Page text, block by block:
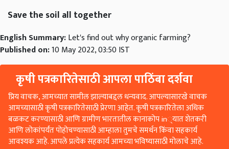
Save the soil all together
English Summary:Let's find out why organic farming?
Published on:10 May 2022, 03:50 IST
कृषी पत्रकारितेसाठी आपला पाठिंबा दर्शवा
प्रिय वाचक, आमच्यात सामील झाल्याबद्दल धन्यवाद. आपल्यासारखे वाचक
आमच्यासाठी कृषी पत्रकारितेसाठी प्रेरणा आहेत. कृषी पत्रकारितेला अधिक
बळकट करण्यासाठी आणि ग्रामीण भारतातील कानाकोप in्यात शेतकरी
आणि लोकांपर्यंत पोहोचण्यासाठी आम्हाला तुमचे समर्थन किंवा सहकार्य
आवश्यक आहे. आपले प्रत्येक सहकार्य आमच्या भविष्यासाठी मोलाचे आहे.